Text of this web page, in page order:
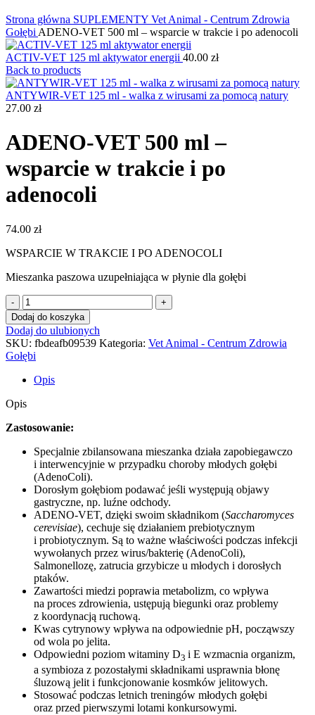
Strona główna SUPLEMENTY Vet Animal - Centrum Zdrowia
Gołębi ADENO-VET 500 ml – wsparcie w trakcie i po adenocoli
ACTIV-VET 125 ml aktywator energii 40.00 zł
Back to products
ANTYWIR-VET 125 ml - walka z wirusami za pomocą natury
27.00 zł
ADENO-VET 500 ml –
wsparcie w trakcie i po
adenocoli
74.00 zł
WSPARCIE W TRAKCIE I PO ADENOCOLI
Mieszanka paszowa uzupełniająca w płynie dla gołębi
ilość
ADENO-
VET
500
ml
–
wsparcie
trakcie
po
Dodaj do koszyka
Dodaj do ulubionych
SKU: fbdeafb09539 Kategoria: Vet Animal - Centrum Zdrowia
Gołębi
Opis
Opis
Zastosowanie:
Specjalnie zbilansowana mieszanka działa zapobiegawczo
i interwencyjnie w przypadku choroby młodych gołębi
(AdenoColi).
Dorosłym gołębiom podawać jeśli występują objawy
gastryczne, np. luźne odchody.
ADENO-VET, dzięki swoim składnikom (Saccharomyces
cerevisiae), cechuje się działaniem prebiotycznym
i probiotycznym. Są to ważne właściwości podczas infekcji
wywołanych przez wirus/bakterię (AdenoColi),
Salmonellozę, zatrucia grzybicze u młodych i dorosłych
ptaków.
Zawartości miedzi poprawia metabolizm, co wpływa
na proces zdrowienia, ustępują biegunki oraz problemy
z koordynacją ruchową.
Kwas cytrynowy wpływa na odpowiednie pH, począwszy
od wola po jelita.
Odpowiedni poziom witaminy D3 i E wzmacnia organizm,
a symbioza z pozostałymi składnikami usprawnia błonę
śluzową jelit i funkcjonowanie kosmków jelitowych.
Stosować podczas letnich treningów młodych gołębi
oraz przed pierwszymi lotami konkursowymi.